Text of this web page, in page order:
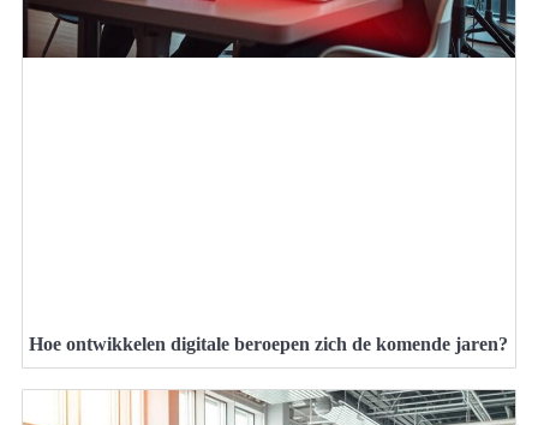
Hoe ontwikkelen digitale beroepen zich de komende jaren?